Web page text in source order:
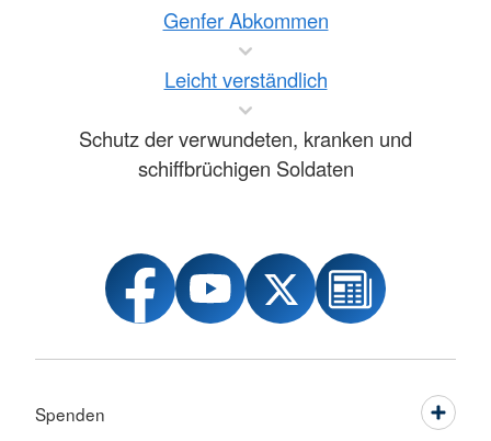
Genfer Abkommen
Leicht verständlich
Schutz der verwundeten, kranken und
schiffbrüchigen Soldaten
Spenden